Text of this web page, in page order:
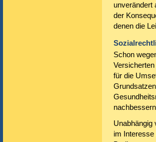
unverändert
der
denen die
Schon
für die
Unabhängig
im Interesse